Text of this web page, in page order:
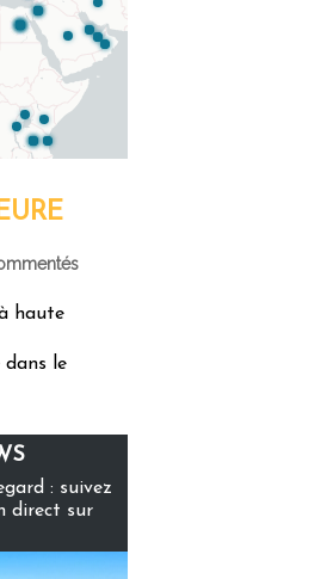
haute
dans le
: suivez
direct sur